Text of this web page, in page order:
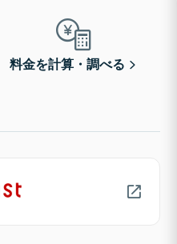
料金を計算・調べる